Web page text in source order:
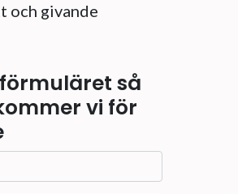
och givande
så
vi för